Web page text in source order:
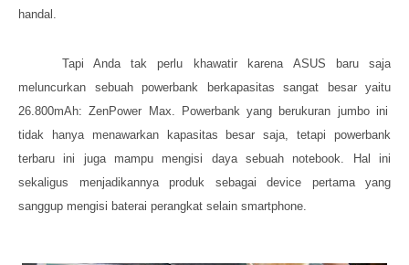
handal.
Tapi Anda tak perlu khawatir karena ASUS
baru saja
meluncurkan sebuah powerbank berkapasitas sangat besar yaitu
26.800mAh:ZenPower
Max. Powerbank yang berukuran jumbo ini
tidak hanya menawarkan kapasitas besar saja, tetapi powerbank
terbaru ini juga
mampu mengisi daya sebuah notebook. Hal ini
sekaligus menjadikannya produk sebagai device pertama yang
sanggup mengisi baterai perangkat selain smartphone.